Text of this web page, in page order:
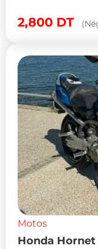
2,800 DT
Motos
Honda Hornet